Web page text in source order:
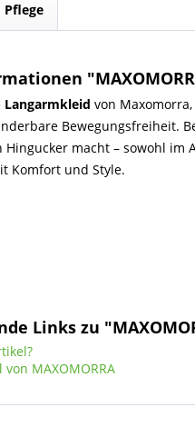
Pflege
"MAXOMORRA
Langarmkleid von
Bewegungsfreiheit.
Hingucker macht – sowohl im
Komfort und Style.
Links zu
MAXOMORRA